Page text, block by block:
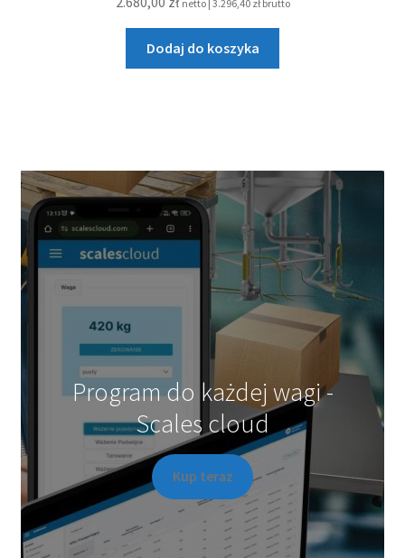
netto | 3.296,40 złbrutto
Dodaj do koszyka
Program do każdej wagi -
Scales cloud
Kup teraz